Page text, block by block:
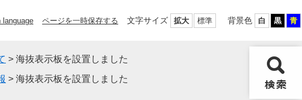
language ページを一時保存する 文字サイズ 拡大 標準 背景色 白 黒 青
> 海抜表示板を設置しました
> 海抜表示板を設置しました